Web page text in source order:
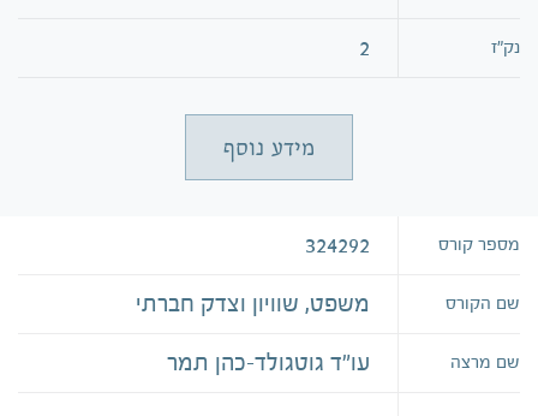
נק״ז 2
מידע נוסף
מספר קורס 324292
שם הקורס משפט, שוויון וצדק חברתי
שם מרצה עו"ד גוטגולד-כהן תמר